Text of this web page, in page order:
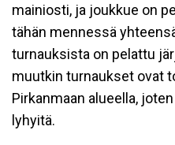
mainiosti, ja joukkue on
tähän mennessä
turnauksista on pelattu
muutkin turnaukset ovat
Pirkanmaan alueella,
lyhyitä.